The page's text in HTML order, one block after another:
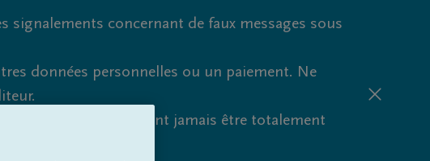
signalements concernant de faux messages sous
données personnelles ou un paiement. Ne
et de fraude ne peuvent jamais être totalement